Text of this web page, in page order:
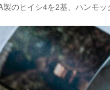
製のヒイシ4を2基、ハンモ